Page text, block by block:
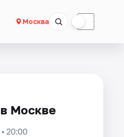
Москва ☾
Москве
20:00